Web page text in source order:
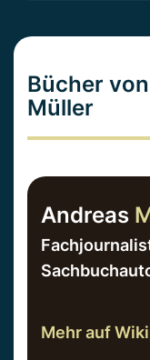
Bücher
Müller
Andreas
Mehr auf